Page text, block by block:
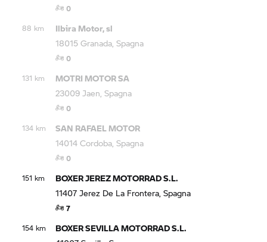
0
88 km
Ilbira Motor, sl
18015 Granada, Spagna
0
131 km
MOTRI MOTOR SA
23009 Jaen, Spagna
0
134 km
SAN RAFAEL MOTOR
14014 Cordoba, Spagna
0
151 km
BOXER JEREZ MOTORRAD S.L.
11407 Jerez De La Frontera, Spagna
7
154 km
BOXER SEVILLA MOTORRAD S.L.